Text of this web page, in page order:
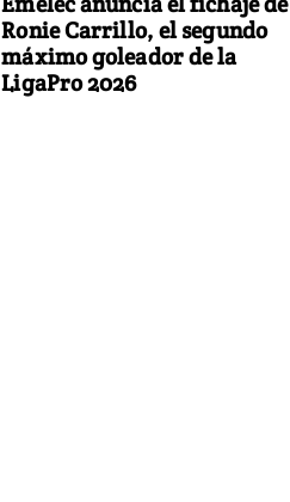
Ronie Carrillo, el segundo
máximo goleador de la
LigaPro 2026